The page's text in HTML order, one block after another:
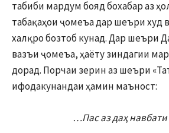
табиби мардум бояд бохабар аз
табақаҳои ҷомеъа дар шеъри худ
халқро бозтоб кунад. Дар шеъри
вазъи ҷомеъа, ҳаёту зиндагии
дорад. Порчаи зерин аз шеъри
ифодакунандаи ҳамин маъност:
…Пас аз даҳ навбати